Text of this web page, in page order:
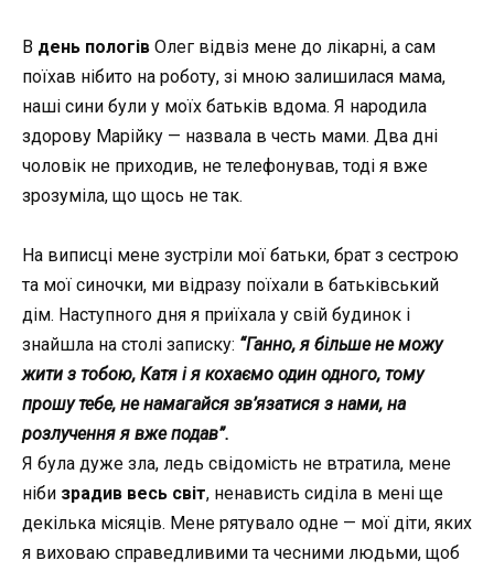
В день пологів Олег відвіз мене до лікарні, а сам
поїхав нібито на роботу, зі мною залишилася мама,
наші сини були у моїх батьків вдома. Я народила
здорову Марійку — назвала в честь мами. Два дні
чоловік не приходив, не телефонував, тоді я вже
зрозуміла, що щось не так.
На виписці мене зустріли мої батьки, брат з сестрою
та мої синочки, ми відразу поїхали в батьківський
дім. Наступного дня я приїхала у свій будинок і
знайшла на столі записку: “Ганно, я більше не можу
жити з тобою, Катя і я кохаємо один одного, тому
прошу тебе, не намагайся зв’язатися з нами, на
розлучення я вже подав”.
Я була дуже зла, ледь свідомість не втратила, мене
ніби зрадив весь світ, ненависть сиділа в мені ще
декілька місяців. Мене рятувало одне — мої діти, яких
я виховаю справедливими та чесними людьми, щоб